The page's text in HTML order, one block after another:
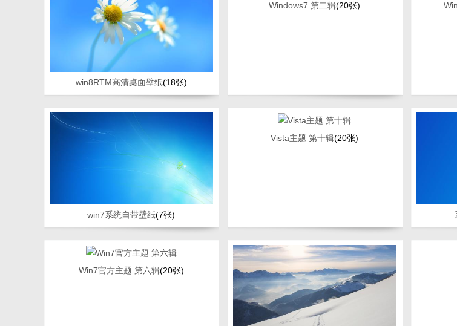
win8RTM高清桌面壁纸(18张)
Windows7 第二辑(20张)
win7系统自带壁纸(7张)
Vista主题 第十辑(20张)
Win7官方主题 第六辑(20张)